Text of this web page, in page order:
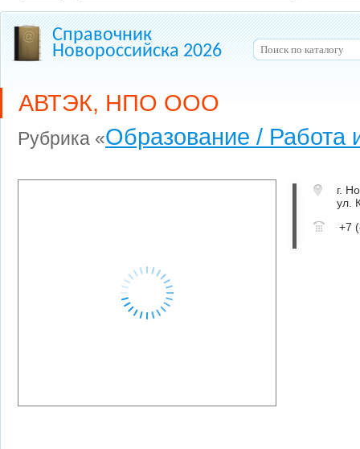
Справочник
Новороссийска 2026
АВТЭК, НПО ООО
Рубрика «Образование / Работа
г.
ул.
+7